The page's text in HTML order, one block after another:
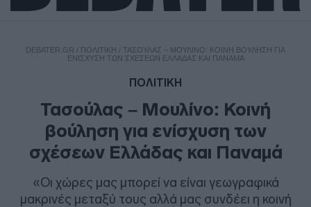
DEBATER.GR / ΠΟΛΙΤΙΚΗ / ΤΑΣΟΎΛΑΣ – ΜΟΥΛΊΝΟ: ΚΟΙΝΉ ΒΟΎΛΗΣΗ ΓΙΑ
ΕΝΊΣΧΥΣΗ ΤΩΝ ΣΧΈΣΕΩΝ ΕΛΛΆΔΑΣ ΚΑΙ ΠΑΝΑΜΆ
ΠΟΛΙΤΙΚΗ
Τασούλας – Μουλίνο: Κοινή
βούληση για ενίσχυση των
σχέσεων Ελλάδας και Παναμά
«Οι χώρες μας μπορεί να είναι γεωγραφικά
μακρινές μεταξύ τους αλλά μας συνδέει η κοινή